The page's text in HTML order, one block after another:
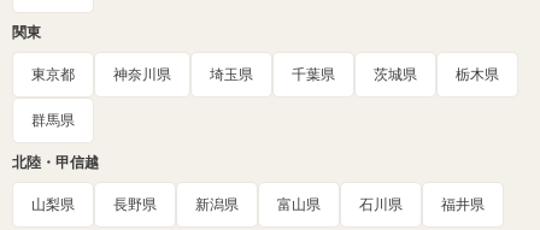
関東
東京都 神奈川県 埼玉県 千葉県 茨城県 栃木県
群馬県
北陸・甲信越
山梨県 長野県 新潟県 富山県 石川県 福井県